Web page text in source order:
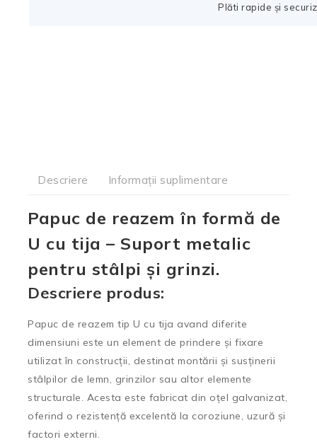
Plăti rapide și
Descriere Informații suplimentare
Papuc de reazem în formă de
U cu tija – Suport metalic
pentru stâlpi și grinzi.
Descriere produs:
Papuc de reazem tip U cu tija avand diferite
dimensiuni este un element de prindere și fixare
utilizat în construcții, destinat montării și susținerii
stâlpilor de lemn, grinzilor sau altor elemente
structurale. Acesta este fabricat din oțel galvanizat,
oferind o rezistență excelentă la coroziune, uzură și
factori externi.